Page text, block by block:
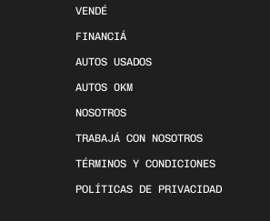
VENDÉ
FINANCIÁ
AUTOS USADOS
AUTOS 0KM
NOSOTROS
TRABAJÁ CON NOSOTROS
TÉRMINOS Y CONDICIONES
POLÍTICAS DE PRIVACIDAD